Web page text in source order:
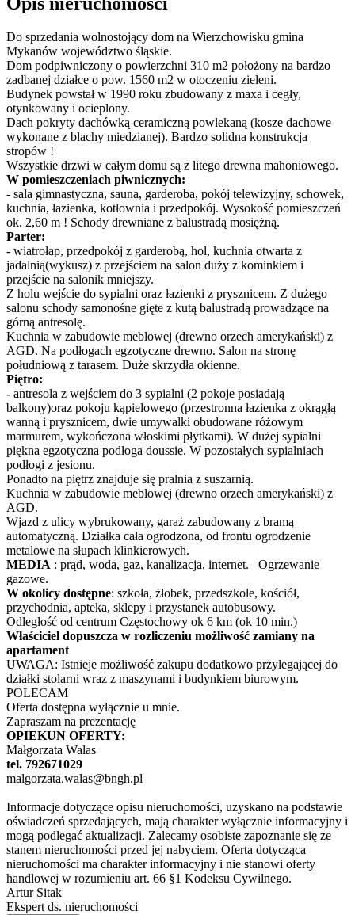
Do sprzedania wolnostojący dom na Wierzchowisku gmina
Mykanów województwo śląskie.
Dom podpiwniczony o powierzchni 310 m2 położony na bardzo
zadbanej działce o pow. 1560 m2 w otoczeniu zieleni.
Budynek powstał w 1990 roku zbudowany z maxa i cegły,
otynkowany i ocieplony.
Dach pokryty dachówką ceramiczną powlekaną (kosze dachowe
wykonane z blachy miedzianej). Bardzo solidna konstrukcja
stropów !
Wszystkie drzwi w całym domu są z litego drewna mahoniowego.
W pomieszczeniach piwnicznych:
- sala gimnastyczna, sauna, garderoba, pokój telewizyjny, schowek,
kuchnia, łazienka, kotłownia i przedpokój. Wysokość pomieszczeń
ok. 2,60 m ! Schody drewniane z balustradą mosiężną.
Parter:
- wiatrołap, przedpokój z garderobą, hol, kuchnia otwarta z
jadalnią(wykusz) z przejściem na salon duży z kominkiem i
przejście na salonik mniejszy.
Z holu wejście do sypialni oraz łazienki z prysznicem. Z dużego
salonu schody samonośne gięte z kutą balustradą prowadzące na
górną antresolę.
Kuchnia w zabudowie meblowej (drewno orzech amerykański) z
AGD. Na podłogach egzotyczne drewno. Salon na stronę
południową z tarasem. Duże skrzydła okienne.
Piętro:
- antresola z wejściem do 3 sypialni (2 pokoje posiadają
balkony)oraz pokoju kąpielowego (przestronna łazienka z okrągłą
wanną i prysznicem, dwie umywalki obudowane różowym
marmurem, wykończona włoskimi płytkami). W dużej sypialni
piękna egzotyczna podłoga doussie. W pozostałych sypialniach
podłogi z jesionu.
Ponadto na piętrz znajduje się pralnia z suszarnią.
Kuchnia w zabudowie meblowej (drewno orzech amerykański) z
AGD.
Wjazd z ulicy wybrukowany, garaż zabudowany z bramą
automatyczną. Działka cała ogrodzona, od frontu ogrodzenie
metalowe na słupach klinkierowych.
MEDIA : prąd, woda, gaz, kanalizacja, internet. Ogrzewanie
gazowe.
W okolicy dostępne: szkoła, żłobek, przedszkole, kościół,
przychodnia, apteka, sklepy i przystanek autobusowy.
Odległość od centrum Częstochowy ok 6 km (ok 10 min.)
Właściciel dopuszcza w rozliczeniu możliwość zamiany na
apartament
UWAGA: Istnieje możliwość zakupu dodatkowo przylegającej do
działki stolarni wraz z maszynami i budynkiem biurowym.
POLECAM
Oferta dostępna wyłącznie u mnie.
Zapraszam na prezentację
OPIEKUN OFERTY:
Małgorzata Walas
tel. 792671029
malgorzata.walas@bngh.pl
Informacje dotyczące opisu nieruchomości, uzyskano na podstawie
oświadczeń sprzedających, mają charakter wyłącznie informacyjny i
mogą podlegać aktualizacji. Zalecamy osobiste zapoznanie się ze
stanem nieruchomości przed jej nabyciem. Oferta dotycząca
nieruchomości ma charakter informacyjny i nie stanowi oferty
handlowej w rozumieniu art. 66 §1 Kodeksu Cywilnego.
Artur Sitak
Ekspert ds. nieruchomości